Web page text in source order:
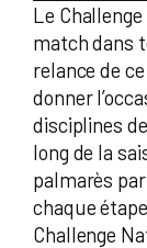
Le
match dans
relance de
donner
disciplines
long de la
palmarès
chaque
Challenge